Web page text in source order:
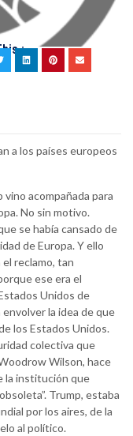
:
a los países europeos
acompañada para
No sin motivo.
se había cansado de
de Europa. Y ello
reclamo, tan
ese era el
Unidos de
la idea de que
los Estados Unidos.
colectiva que
Wilson, hace
la institución que
Trump, estaba
por los aires, de la
al político.